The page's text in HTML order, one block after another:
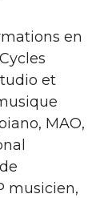
en
et
MAO,
musicien,